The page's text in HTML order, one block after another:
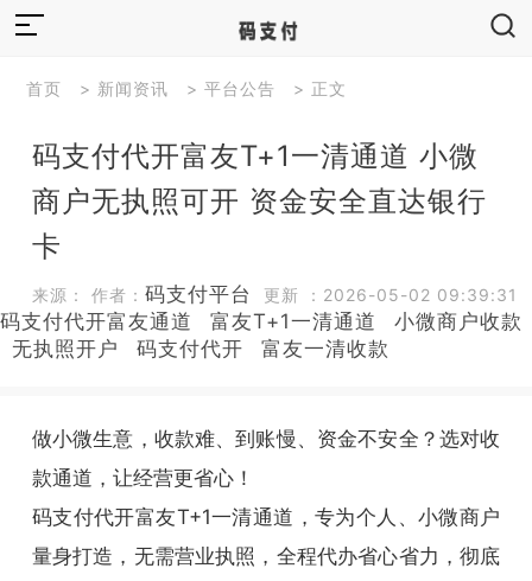
首页 > 新闻资讯 > 平台公告 > 正文
码支付代开富友T+1一清通道 小微
商户无执照可开 资金安全直达银行
卡
来源： 作者： 码支付平台 更新 ：2026-05-02 09:39:31
码支付代开富友通道 富友T+1一清通道
小微商户收款
无执照开户
码支付代开 富友一清收款
做小微生意，收款难、到账慢、资金不安全？选对收
款通道，让经营更省心！
码支付代开富友T+1一清通道，专为个人、小微商户
量身打造，无需营业执照，全程代办省心省力，彻底